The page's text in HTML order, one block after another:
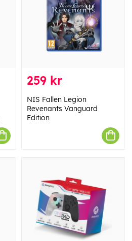
259 kr
NIS Fallen Legion
Revenants Vanguard
Edition